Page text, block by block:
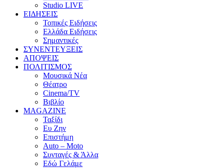
Studio LIVE
ΕΙΔΗΣΕΙΣ
Τοπικές Ειδήσεις
Ελλάδα Ειδήσεις
Σημαντικές
ΣΥΝΕΝΤΕΥΞΕΙΣ
ΑΠΟΨΕΙΣ
ΠΟΛΙΤΙΣΜΟΣ
Μουσικά Νέα
Θέατρο
Cinema/TV
Βιβλίο
MAGAZINE
Ταξίδι
Ευ Ζην
Επιστήμη
Auto – Moto
Συνταγές & Άλλα
Εδώ Γελάμε